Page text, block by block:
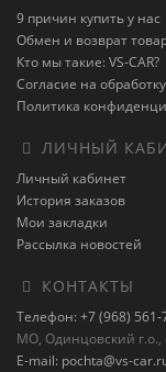
9 причин купить у нас
Обмен и возврат
Кто мы такие: VS-CAR?
Согласие на
Политика
ЛИЧНЫЙ
Личный кабинет
История заказов
Мои закладки
Рассылка новостей
КОНТАКТЫ
Телефон: +7 (968) 561-
МО, Одинцовский г.о.,
E-mail: pochta@vs-